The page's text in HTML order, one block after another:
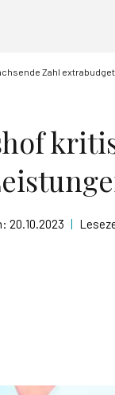
Zahl
20.10.2023 |